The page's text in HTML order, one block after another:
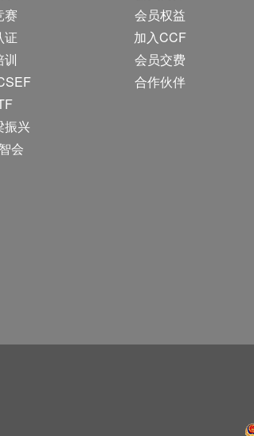
赛
证
训
振兴
会
会员权益
加入CCF
会员交费
合作伙伴